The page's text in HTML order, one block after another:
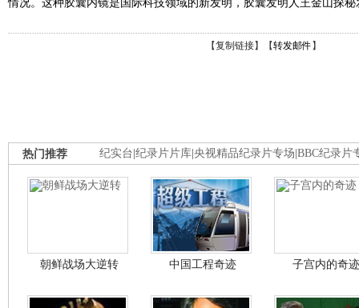
【复制链接】【转发邮件 】
纪实台 纪录片片库 央视精品纪录片专场 BBC纪录片
热门推荐
朝鲜战场大逆转 中国工程奇迹 子宫内的奇迹